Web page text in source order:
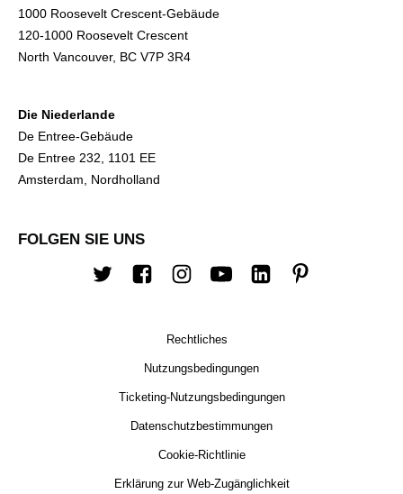
1000 Roosevelt Crescent-Gebäude
120-1000 Roosevelt Crescent
North Vancouver, BC V7P 3R4
Die Niederlande
De Entree-Gebäude
De Entree 232, 1101 EE
Amsterdam, Nordholland
FOLGEN SIE UNS
TwitterFacebookInstagram
YoutubeLinkedin
Rechtliches
Nutzungsbedingungen
Ticketing-Nutzungsbedingungen
Datenschutzbestimmungen
Cookie-Richtlinie
Erklärung zur Web-Zugänglichkeit